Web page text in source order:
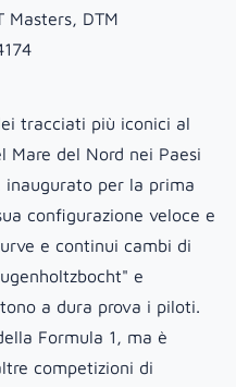
Masters, DTM
tracciati più iconici al
Mare del Nord nei Paesi
inaugurato per la prima
configurazione veloce e
e continui cambi di
e
a dura prova i piloti.
Formula 1, ma è
competizioni di